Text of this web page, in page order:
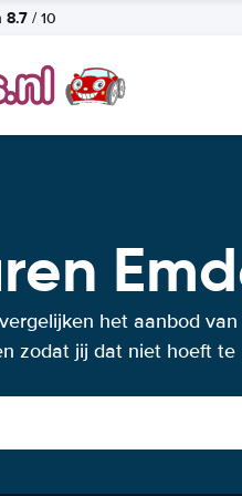
8.7 / 10
het aanbod van
zodat jij dat niet hoeft te